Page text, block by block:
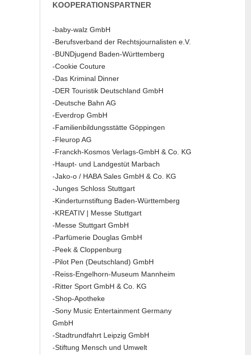
KOOPERATIONSPARTNER
-baby-walz GmbH
-Berufsverband der Rechtsjournalisten e.V.
-BUNDjugend Baden-Württemberg
-Cookie Couture
-Das Kriminal Dinner
-DER Touristik Deutschland GmbH
-Deutsche Bahn AG
-Everdrop GmbH
-Familienbildungsstätte Göppingen
-Fleurop AG
-Franckh-Kosmos Verlags-GmbH & Co. KG
-Haupt- und Landgestüt Marbach
-Jako-o / HABA Sales GmbH & Co. KG
-Junges Schloss Stuttgart
-Kinderturnstiftung Baden-Württemberg
-KREATIV | Messe Stuttgart
-Messe Stuttgart GmbH
-Parfümerie Douglas GmbH
-Peek & Cloppenburg
-Pilot Pen (Deutschland) GmbH
-Reiss-Engelhorn-Museum Mannheim
-Ritter Sport GmbH & Co. KG
-Shop-Apotheke
-Sony Music Entertainment Germany
GmbH
-Stadtrundfahrt Leipzig GmbH
-Stiftung Mensch und Umwelt